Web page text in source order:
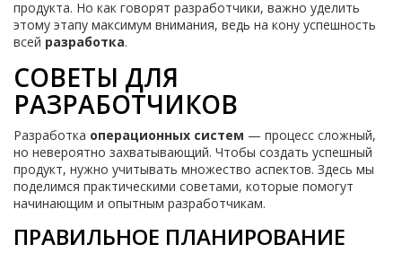
продукта. Но как говорят разработчики, важно уделить
этому этапу максимум внимания, ведь на кону успешность
всей разработка.
СОВЕТЫ ДЛЯ
РАЗРАБОТЧИКОВ
Разработка операционных систем — процесс сложный,
но невероятно захватывающий. Чтобы создать успешный
продукт, нужно учитывать множество аспектов. Здесь мы
поделимся практическими советами, которые помогут
начинающим и опытным разработчикам.
ПРАВИЛЬНОЕ ПЛАНИРОВАНИЕ